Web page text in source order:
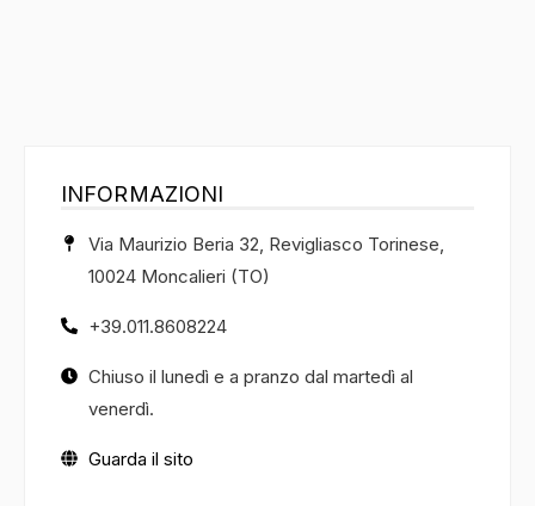
INFORMAZIONI
Via Maurizio Beria 32, Revigliasco Torinese,
10024 Moncalieri (TO)
+39.011.8608224
Chiuso il lunedì e a pranzo dal martedì al
venerdì.
Guarda il sito